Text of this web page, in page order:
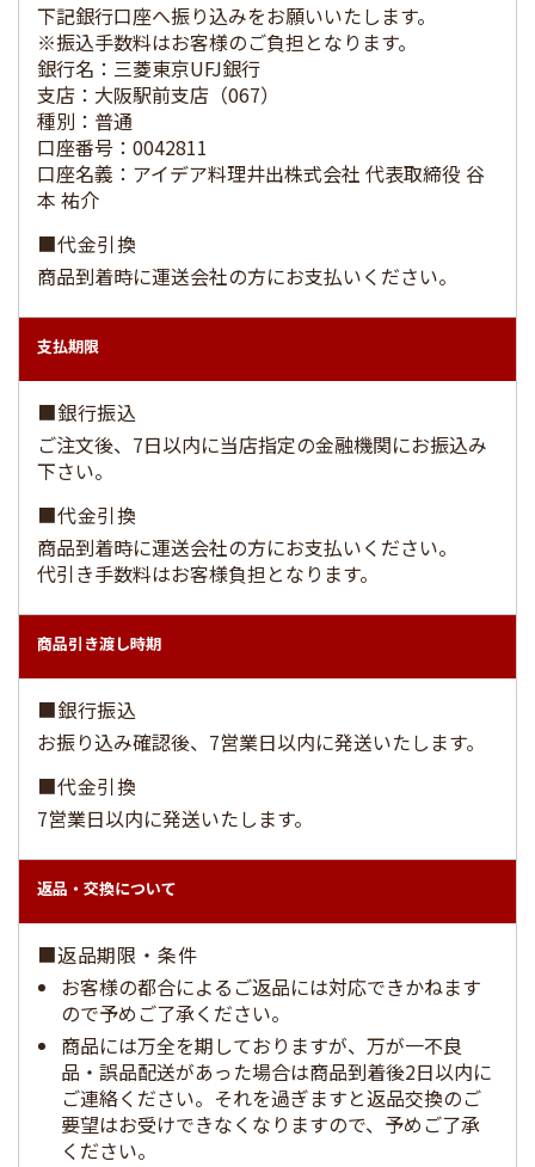
下記銀行口座へ振り込みをお願いいたします。
※振込手数料はお客様のご負担となります。
銀行名：三菱東京UFJ銀行
支店：大阪駅前支店（067）
種別：普通
口座番号：0042811
口座名義：アイデア料理井出株式会社 代表取締役 谷
本 祐介
■代金引換
商品到着時に運送会社の方にお支払いください。
支払期限
■銀行振込
ご注文後、7日以内に当店指定の金融機関にお振込み
下さい。
■代金引換
商品到着時に運送会社の方にお支払いください。
代引き手数料はお客様負担となります。
商品引き渡し時期
■銀行振込
お振り込み確認後、7営業日以内に発送いたします。
■代金引換
7営業日以内に発送いたします。
返品・交換について
■返品期限・条件
お客様の都合によるご返品には対応できかねます
ので予めご了承ください。
商品には万全を期しておりますが、万が一不良
品・誤品配送があった場合は商品到着後2日以内に
ご連絡ください。それを過ぎますと返品交換のご
要望はお受けできなくなりますので、予めご了承
ください。